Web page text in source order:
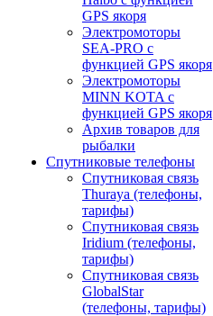
GPS якоря
Электромоторы
SEA-PRO с
функцией GPS якоря
Электромоторы
MINN KOTA с
функцией GPS якоря
Архив товаров для
рыбалки
Спутниковые телефоны
Спутниковая связь
Thuraya (телефоны,
тарифы)
Спутниковая связь
Iridium (телефоны,
тарифы)
Спутниковая связь
GlobalStar
(телефоны, тарифы)